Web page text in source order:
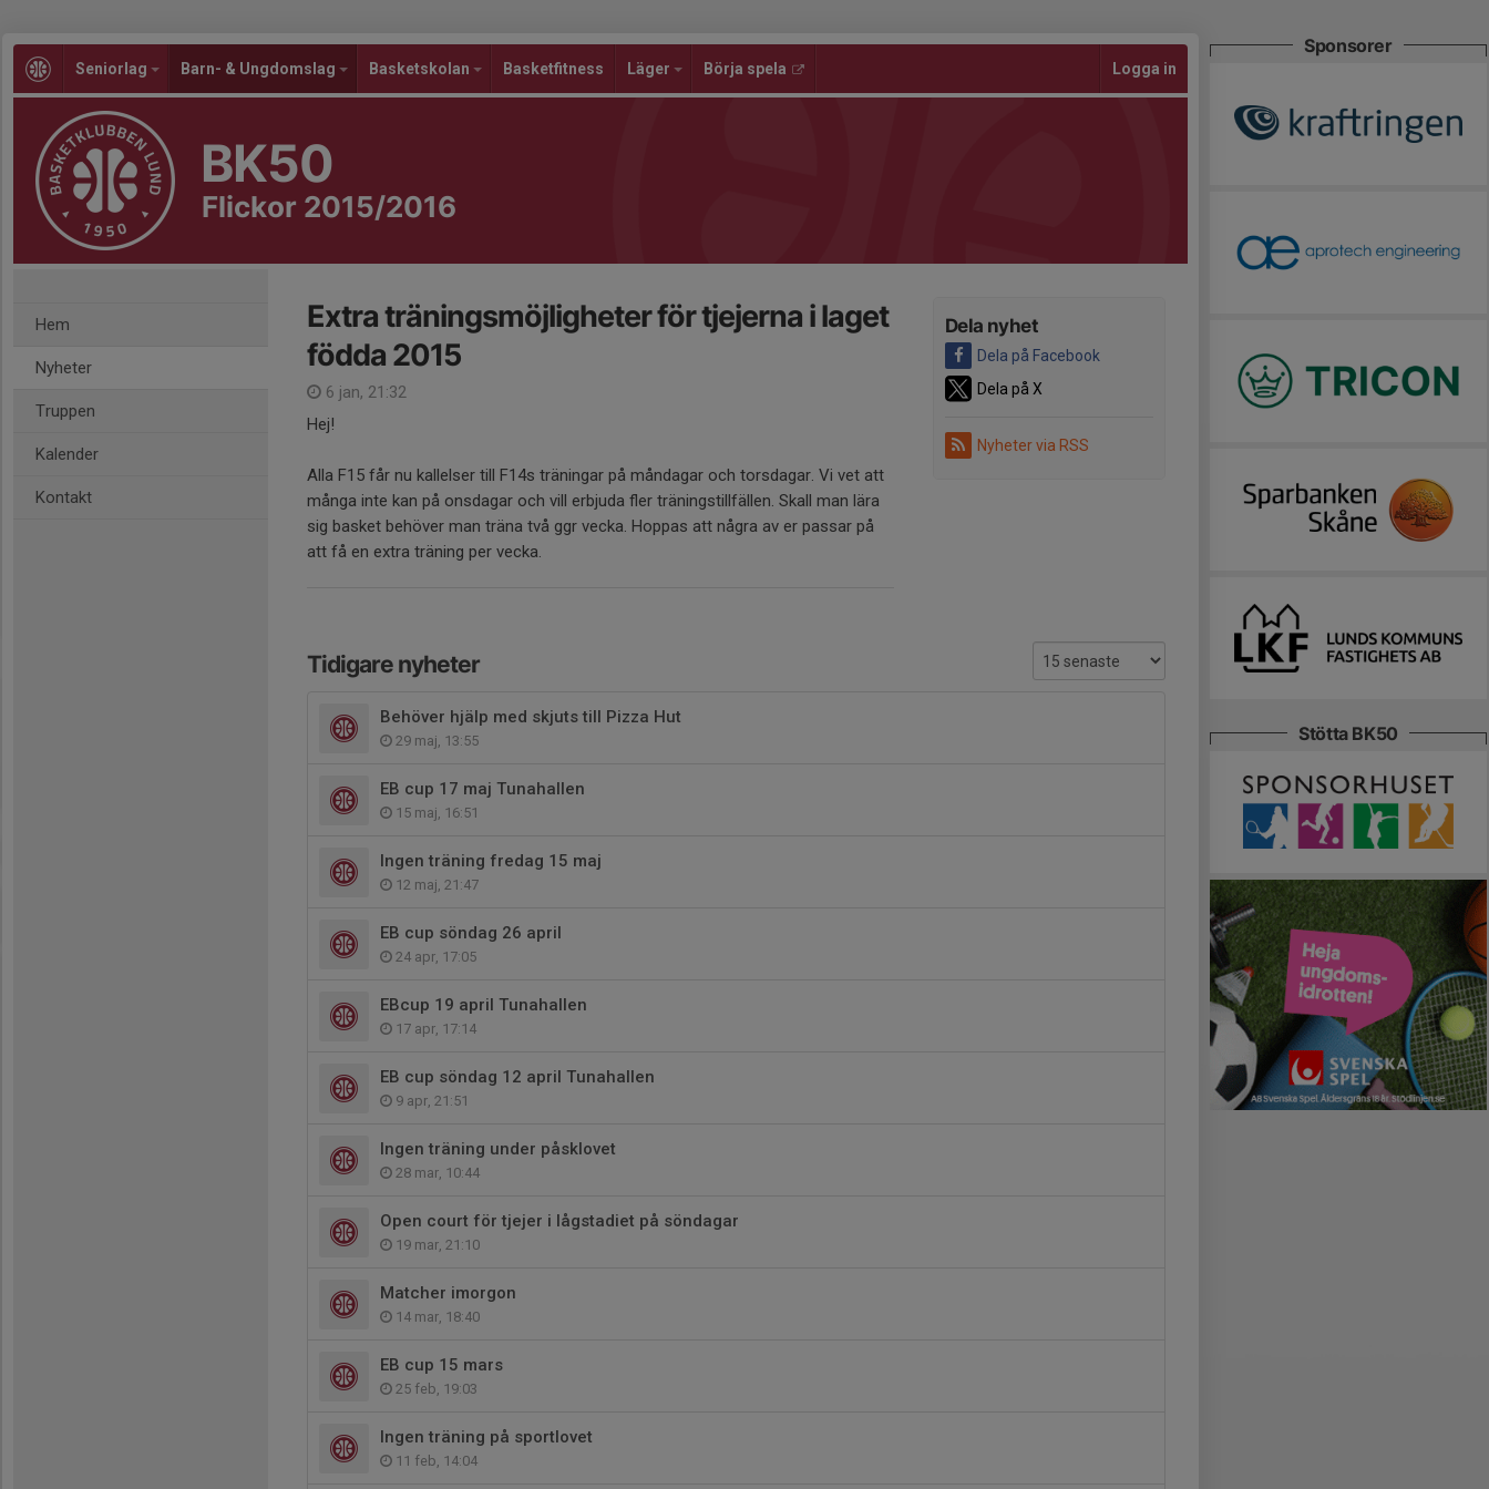
Seniorlag Barn- & Ungdomslag Basketskolan Basketfitness Läger Börja spela Logga in
BK50
Flickor 2015/2016
Hem
Nyheter
Truppen
Kalender
Kontakt
Dela nyhet
Dela på Facebook
Dela på X
Nyheter via RSS
Extra träningsmöjligheter för tjejerna i laget
födda 2015
6 jan, 21:32
Hej!
Alla F15 får nu kallelser till F14s träningar på måndagar och torsdagar. Vi vet att
många inte kan på onsdagar och vill erbjuda fler träningstillfällen. Skall man lära
sig basket behöver man träna två ggr vecka. Hoppas att några av er passar på
att få en extra träning per vecka.
Tidigare nyheter
Behöver hjälp med skjuts till Pizza Hut
29 maj, 13:55
EB cup 17 maj Tunahallen
15 maj, 16:51
Ingen träning fredag 15 maj
12 maj, 21:47
EB cup söndag 26 april
24 apr, 17:05
EBcup 19 april Tunahallen
17 apr, 17:14
EB cup söndag 12 april Tunahallen
9 apr, 21:51
Ingen träning under påsklovet
28 mar, 10:44
Open court för tjejer i lågstadiet på söndagar
19 mar, 21:10
Matcher imorgon
14 mar, 18:40
EB cup 15 mars
25 feb, 19:03
Ingen träning på sportlovet
11 feb, 14:04
Sponsorer
Stötta BK50